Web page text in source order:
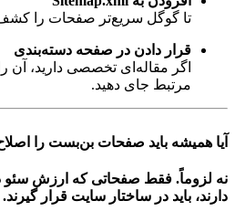
تا گوگل سریع‌تر صفحات را
قرار دادن در صفحه دسته‌بندی
اگر مقاله‌ای تخصصی دارید، آن
مرتبط جای دهید.
آیا همیشه باید صفحات بن‌بست را
نه لزوماً. فقط صفحاتی که ارزش
دارند، باید در ساختار سایت قرار گیرند.